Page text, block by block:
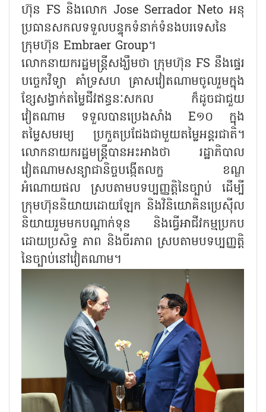
ហ៊ុន FS និងលោក Jose Serrador Neto អនុ
ប្រធានសកលទទួលបន្ទុកទំនាក់ទំនងបរទេសនៃ
ក្រុមហ៊ុន Embraer Group។
លោកនាយករដ្ឋមន្ត្រីសង្ឃឹមថា ក្រុមហ៊ុន FS នឹងផ្ទេរ
បច្ចេកវិទ្យា គាំទ្រសហ គ្រាសវៀតណាមចូលរួមក្នុង
ខ្សែសង្វាក់តម្លៃជីវឥន្ធនៈសកល ក៏ដូចជា​ជួយ​
វៀតណាម ទទួលបានប្រេងសាំង E១០ ក្នុង
តម្លៃសមរម្យ ប្រកួតប្រជែងជាមួយតម្លៃអន្តរជាតិ។
លោកនាយករដ្ឋមន្ត្រីបានអះអាងថា រដ្ឋាភិបាល​
វៀតណាមសន្យាជានិច្ចបង្កើតលក្ខ ខណ្ឌ
អំណោយផល ស្របតាមបទប្បញ្ញត្តិនៃច្បាប់ ដើម្បី
ក្រុមហ៊ុននិយាយដោយឡែក និងវិនិយោគិនប្រេស៊ីល
និយាយរួមមកបណ្តាក់ទុន និងធ្វើអាជីវកម្មប្រកប
ដោយប្រសិទ្ធ ភាព និងចីរភាព ស្របតាមបទប្បញ្ញត្តិ
នៃច្បាប់នៅវៀតណាម។